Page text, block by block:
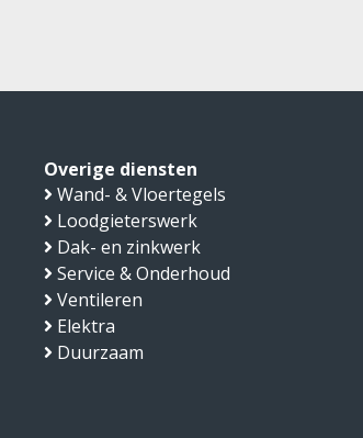
Overige diensten
Wand- & Vloertegels
Loodgieterswerk
Dak- en zinkwerk
Service & Onderhoud
Ventileren
Elektra
Duurzaam